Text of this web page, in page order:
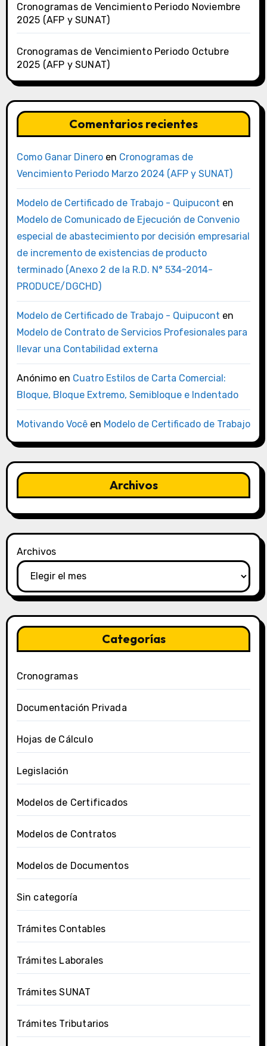
Cronogramas de Vencimiento Periodo Noviembre
2025 (AFP y SUNAT)
Cronogramas de Vencimiento Periodo Octubre
2025 (AFP y SUNAT)
Comentarios recientes
Como Ganar Dineroen Cronogramas de
Vencimiento Periodo Marzo 2024 (AFP y SUNAT)
Modelo de Certificado de Trabajo - Quipucont en
Modelo de Comunicado de Ejecución de Convenio
especial de abastecimiento por decisión empresarial
de incremento de existencias de producto
terminado (Anexo 2 de la R.D. N° 534-2014-
PRODUCE/DGCHD)
Modelo de Certificado de Trabajo - Quipucont en
Modelo de Contrato de Servicios Profesionales para
llevar una Contabilidad externa
Anónimoen Cuatro Estilos de Carta Comercial:
Bloque, Bloque Extremo, Semibloque e Indentado
Motivando Vocêen Modelo de Certificado de Trabajo
Archivos
Archivos
Categorías
Cronogramas
Documentación Privada
Hojas de Cálculo
Legislación
Modelos de Certificados
Modelos de Contratos
Modelos de Documentos
Sin categoría
Trámites Contables
Trámites Laborales
Trámites SUNAT
Trámites Tributarios